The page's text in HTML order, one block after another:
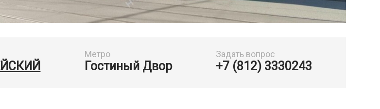
Метро
Гостиный Двор
Задать вопрос
+7 (812) 3330243